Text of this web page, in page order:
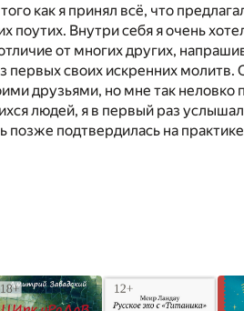
как я принял всё, что
поутих. Внутри себя я очень
от многих других,
первых своих искренних
друзьями, но мне так
людей, я в первый раз
позже подтвердилась на